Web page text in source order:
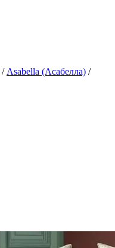
/ Asabella (Асабелла) /